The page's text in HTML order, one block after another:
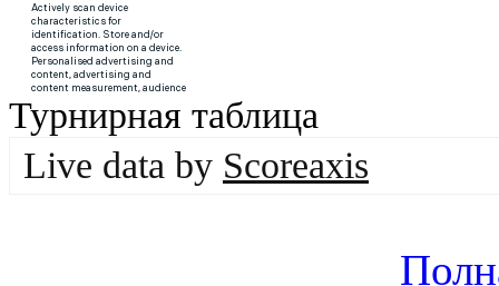
Турнирная таблица
Live data by Scoreaxis